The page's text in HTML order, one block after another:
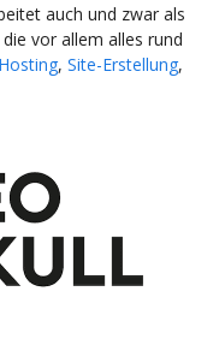
auch und zwar als
vor allem alles rund
, Site-Erstellung,